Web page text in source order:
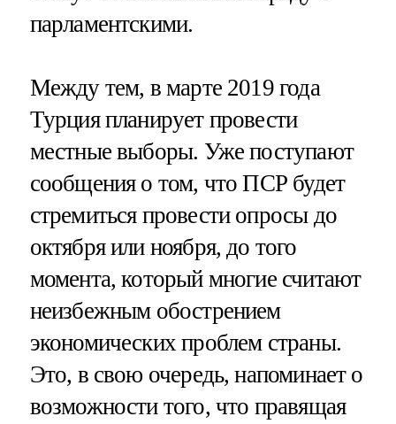
парламентскими.
Между тем, в марте 2019 года
Турция планирует провести
местные выборы. Уже поступают
сообщения о том, что ПСР будет
стремиться провести опросы до
октября или ноября, до того
момента, который многие считают
неизбежным обострением
экономических проблем страны.
Это, в свою очередь, напоминает о
возможности того, что правящая